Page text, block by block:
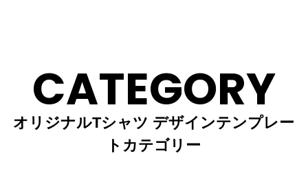
CATEGORY
オリジナルTシャツ デザインテンプレー
トカテゴリー